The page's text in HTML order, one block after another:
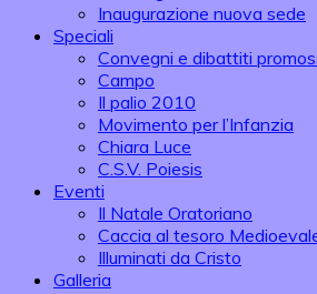
Inaugurazione nuova sede
Speciali
Convegni e dibattiti
Campo
Il palio 2010
Movimento per l’Infanzia
Chiara Luce
C.S.V. Poiesis
Eventi
Il Natale Oratoriano
Caccia al tesoro
Illuminati da Cristo
Galleria